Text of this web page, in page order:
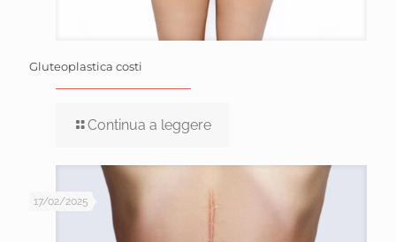
Gluteoplastica costi
Continua a leggere
17/02/2025